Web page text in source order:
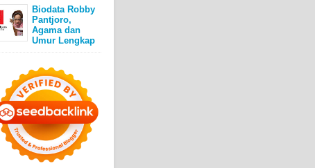
Biodata Robby
Pantjoro,
Agama dan
Umur Lengkap